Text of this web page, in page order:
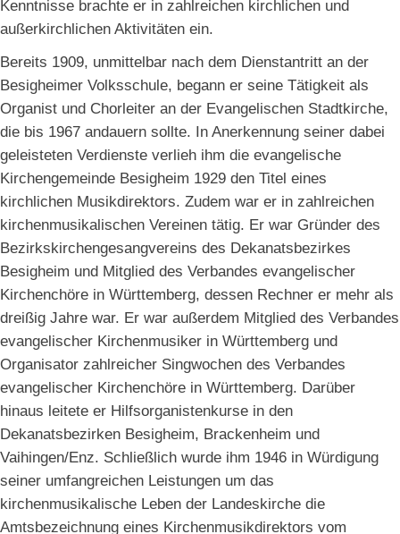
Kenntnisse brachte er in zahlreichen kirchlichen und
außerkirchlichen Aktivitäten ein.
Bereits 1909, unmittelbar nach dem Dienstantritt an der
Besigheimer Volksschule, begann er seine Tätigkeit als
Organist und Chorleiter an der Evangelischen Stadtkirche,
die bis 1967 andauern sollte. In Anerkennung seiner dabei
geleisteten Verdienste verlieh ihm die evangelische
Kirchengemeinde Besigheim 1929 den Titel eines
kirchlichen Musikdirektors. Zudem war er in zahlreichen
kirchenmusikalischen Vereinen tätig. Er war Gründer des
Bezirkskirchengesangvereins des Dekanatsbezirkes
Besigheim und Mitglied des Verbandes evangelischer
Kirchenchöre in Württemberg, dessen Rechner er mehr als
dreißig Jahre war. Er war außerdem Mitglied des Verbandes
evangelischer Kirchenmusiker in Württemberg und
Organisator zahlreicher Singwochen des Verbandes
evangelischer Kirchenchöre in Württemberg. Darüber
hinaus leitete er Hilfsorganistenkurse in den
Dekanatsbezirken Besigheim, Brackenheim und
Vaihingen/Enz. Schließlich wurde ihm 1946 in Würdigung
seiner umfangreichen Leistungen um das
kirchenmusikalische Leben der Landeskirche die
Amtsbezeichnung eines Kirchenmusikdirektors vom